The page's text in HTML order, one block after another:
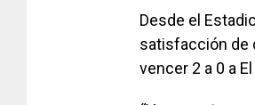
Desde el
satisfacción de
vencer 2 a 0 a